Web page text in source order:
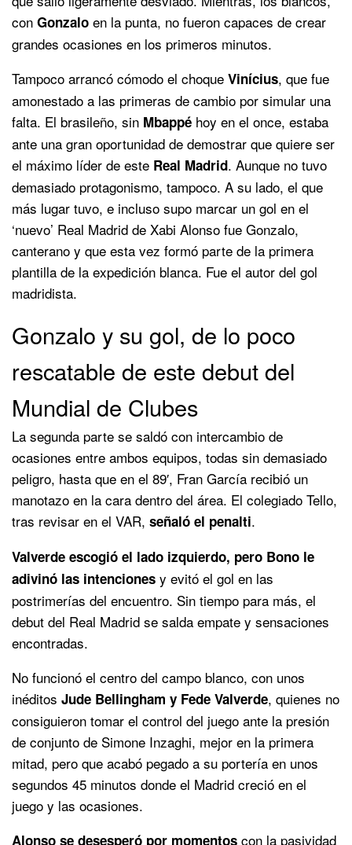
con Gonzalo en la punta, no fueron capaces de crear
grandes ocasiones en los primeros minutos.
Tampoco arrancó cómodo el choque Vinícius, que fue
amonestado a las primeras de cambio por simular una
falta. El brasileño, sin Mbappé hoy en el once, estaba
ante una gran oportunidad de demostrar que quiere ser
el máximo líder de este Real Madrid. Aunque no tuvo
demasiado protagonismo, tampoco. A su lado, el que
más lugar tuvo, e incluso supo marcar un gol en el
‘nuevo’ Real Madrid de Xabi Alonso fue Gonzalo,
canterano y que esta vez formó parte de la primera
plantilla de la expedición blanca. Fue el autor del gol
madridista.
Gonzalo y su gol, de lo poco
rescatable de este debut del
Mundial de Clubes
La segunda parte se saldó con intercambio de
ocasiones entre ambos equipos, todas sin demasiado
peligro, hasta que en el 89′, Fran García recibió un
manotazo en la cara dentro del área. El colegiado Tello,
tras revisar en el VAR, señaló el penalti.
Valverde escogió el lado izquierdo, pero Bono le
adivinó las intenciones y evitó el gol en las
postrimerías del encuentro. Sin tiempo para más, el
debut del Real Madrid se salda empate y sensaciones
encontradas.
No funcionó el centro del campo blanco, con unos
inéditos Jude Bellingham y Fede Valverde, quienes no
consiguieron tomar el control del juego ante la presión
de conjunto de Simone Inzaghi, mejor en la primera
mitad, pero que acabó pegado a su portería en unos
segundos 45 minutos donde el Madrid creció en el
juego y las ocasiones.
Alonso se desesperó por momentos con la pasividad